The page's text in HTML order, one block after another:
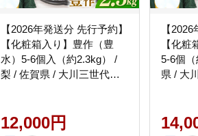
【2026年発送分 先行予約】
【化粧箱入り】豊作（豊
水）5-6個入（約2.3kg） /
梨 / 佐賀県 / 大川三世代
12,000円
【
【化粧
5-6個
県 / 大